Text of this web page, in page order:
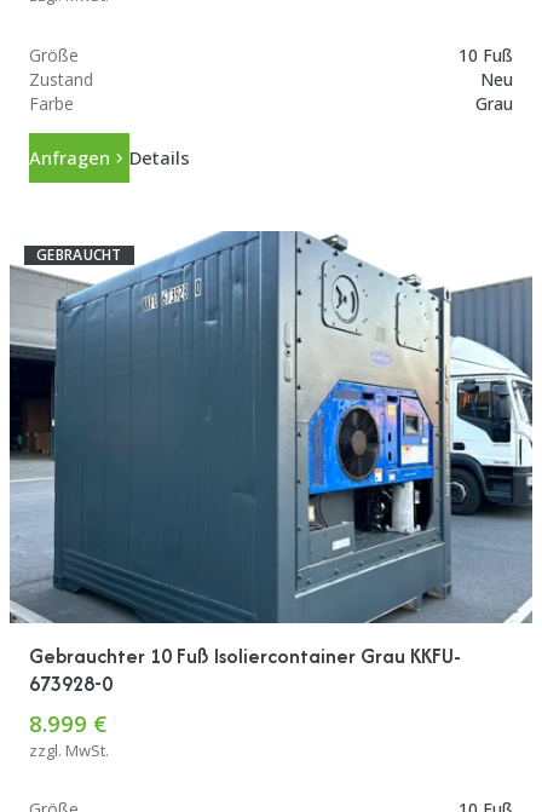
Größe
10 Fuß
Zustand
Neu
Farbe
Grau
Anfragen Details
GEBRAUCHT
Gebrauchter 10 Fuß Isoliercontainer Grau KKFU-
673928-0
8.999 €
zzgl. MwSt.